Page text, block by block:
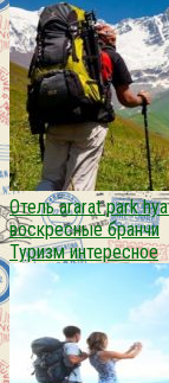
Отель ararat park
воскресные бранчи
Туризм интересное